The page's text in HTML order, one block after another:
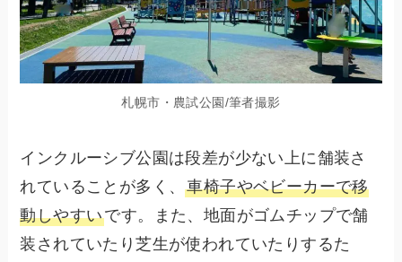
札幌市・農試公園/筆者撮影
インクルーシブ公園は段差が少ない上に舗装さ
れていることが多く、車椅子やベビーカーで移
動しやすいです。また、地面がゴムチップで舗
装されていたり芝生が使われていたりするた